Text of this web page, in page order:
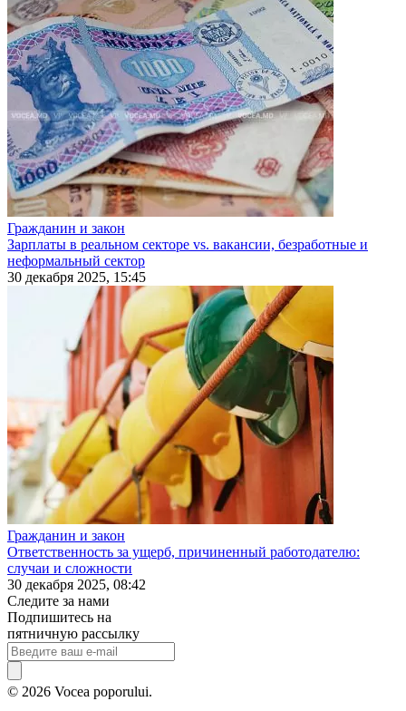
Гражданин и закон
Зарплаты в реальном секторе vs. вакансии, безработные и
неформальный сектор
30 декабря 2025, 15:45
Гражданин и закон
Ответственность за ущерб, причиненный работодателю:
случаи и сложности
30 декабря 2025, 08:42
Следите за нами
Подпишитесь на
пятничную рассылку
© 2026 Vocea poporului.